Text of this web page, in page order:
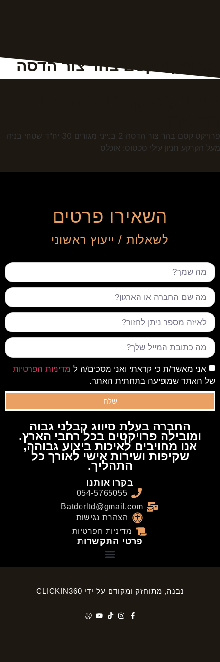
פרוייקט קסם בהר צור הדסה
פרוייקט קסם בהר צור הדסה 2 בנייני מגורים 30 יח"ד שטחי בניה
מעל הקרקע חניון עילי סטטוס: אוכלס
השאירו פרטים
לשאלות / ייעוץ ראשוני
אני מאשר/ת כי קראתי ואני מסכים/ה ל מדיניות הפרטיות
של האתר שמופיעה בתחתית האתר.
שלח
החברה בעלת סיווג קבלני גבוה
ומובילה פרויקטים בכל רחבי הארץ.
אנו מחויבים לאיכות ביצוע גבוהה,
שקיפות ושירות אישי לאורך כל
התהליך.
בקרו אותנו
054-5765055
Batdorltd@gmail.com
הצהרת נגישות
מדיניות הפרטיות
פרטי התקשרות
נבנה, מתוחזק ומקודם על ידי CLICKIN360